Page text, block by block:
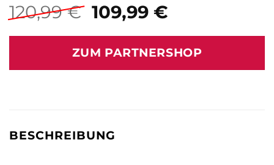
120,99€ Ursprünglicher
Preis
war:
120,99 €
109,99 €Aktueller
ist:
109,99 €.
ZUM PARTNERSHOP
BESCHREIBUNG